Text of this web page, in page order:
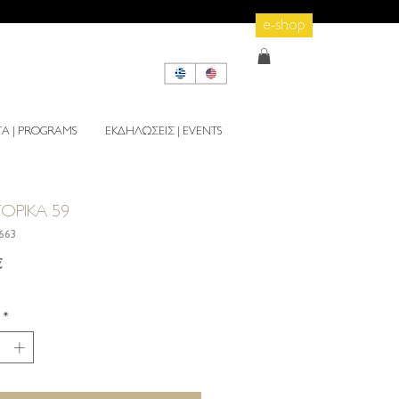
e-shop
PROGRAMS ΕΚΔΗΛΩΣΕΙΣ | EVENTS
59
Τιμή
*